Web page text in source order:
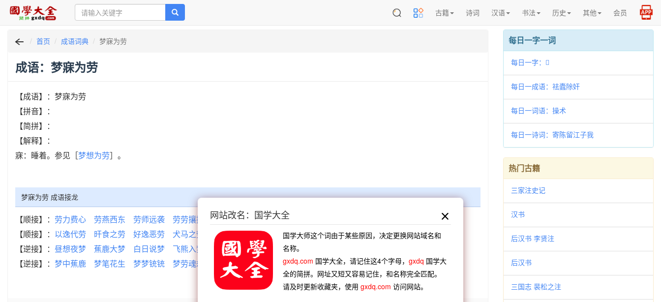
古籍 诗词 汉语 书法 历史 其他 会员
首页 成语词典 梦寐为劳
成语：梦寐为劳
【成语】：梦寐为劳
【拼音】：
【简拼】：
【解释】：
寐：睡着。参见［梦想为劳］。
梦寐为劳 成语接龙
【顺接】： 劳力费心 劳燕西东 劳师远袭 劳劳攘攘 劳苦功高 劳逸不均
【顺接】： 以逸代劳 旰食之劳 好逸恶劳 犬马之劳 让逸竞劳 以逸待劳 骈胝之劳
攘攘劳劳
【逆接】： 昼想夜梦 蕉鹿大梦 白日说梦 飞熊入梦 石麟家梦 化蝶残梦 白天做梦
【逆接】： 梦中蕉鹿 梦笔花生 梦梦铳铳 梦劳魂想 梦应三刀 梦雨高唐 梦游华胥 梦叶非熊
每日一字一词
每日一字：𡬻
每日一成语：祛蠹除奸
每日一词语：操术
每日一诗词：寄陈留江子我
热门古籍
三家注史记
汉书
后汉书 李贤注
后汉书
三国志 裴松之注
网站改名：国学大全
国学大师这个词由于某些原因，决定更换网站域名和
名称。
gxdq.com 国学大全，请记住这4个字母， gxdq 国学大
全的简拼。网址又短又容易记住，和名称完全匹配。
请及时更新收藏夹，使用 gxdq.com 访问网站。